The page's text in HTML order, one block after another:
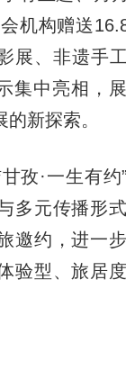
机构赠送
展、非遗手
集中亮相，
新探索。
·一生有约
多元传播形
邀约，进一
验型、旅居